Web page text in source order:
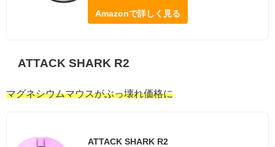
Amazonで詳しく見る
ATTACK SHARK R2
マグネシウムマウスがぶっ壊れ価格に
ATTACK SHARK R2